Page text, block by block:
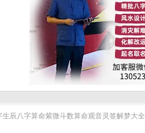
生辰八字算命紫微斗数算命观音灵签解梦大全